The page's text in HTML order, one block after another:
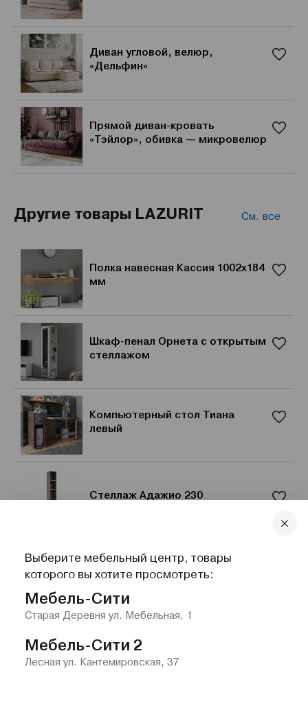
Диван угловой, велюр,
«Дельфин»
Прямой диван-кровать
«Тэйлор», обивка — микровелюр
Другие товары LAZURIT См. все
Полка навесная Кассия 1002x184
мм
Шкаф-пенал Орнета с открытым
стеллажом
Компьютерный стол Тиана
левый
Стеллаж Адажио 230
Выберите мебельный центр, товары
которого вы хотите просмотреть:
Мебель-Сити
Старая Деревня ул. Мебельная, 1
Мебель-Сити 2
Лесная ул. Кантемировская, 37